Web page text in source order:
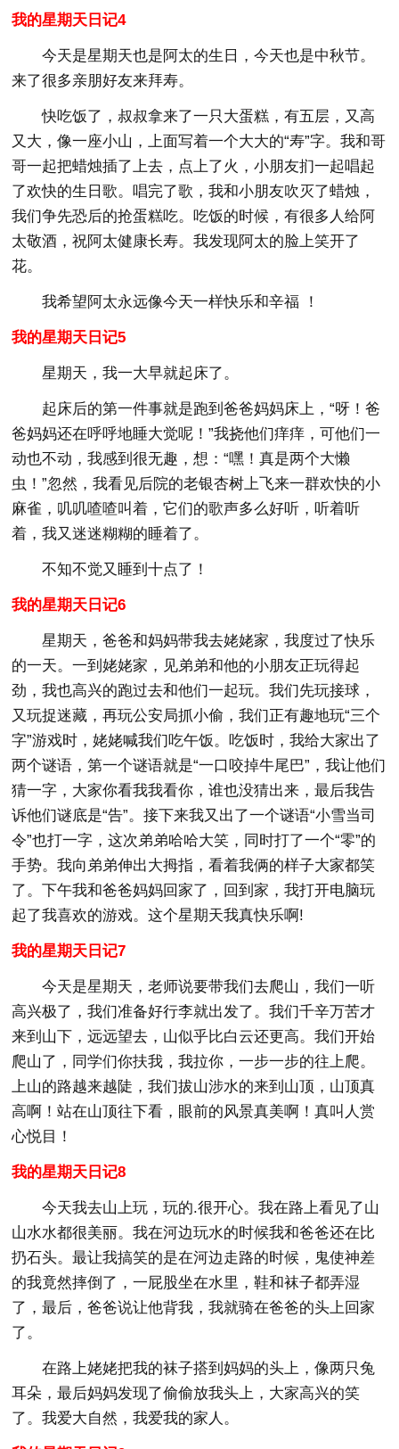
我的星期天日记4
今天是星期天也是阿太的生日，今天也是中秋节。
来了很多亲朋好友来拜寿。
快吃饭了，叔叔拿来了一只大蛋糕，有五层，又高
又大，像一座小山，上面写着一个大大的“寿”字。我和哥
哥一起把蜡烛插了上去，点上了火，小朋友扪一起唱起
了欢快的生日歌。唱完了歌，我和小朋友吹灭了蜡烛，
我们争先恐后的抢蛋糕吃。吃饭的时候，有很多人给阿
太敬酒，祝阿太健康长寿。我发现阿太的脸上笑开了
花。
我希望阿太永远像今天一样快乐和辛福 ！
我的星期天日记5
星期天，我一大早就起床了。
起床后的第一件事就是跑到爸爸妈妈床上，“呀！爸
爸妈妈还在呼呼地睡大觉呢！”我挠他们痒痒，可他们一
动也不动，我感到很无趣，想：“嘿！真是两个大懒
虫！”忽然，我看见后院的老银杏树上飞来一群欢快的小
麻雀，叽叽喳喳叫着，它们的歌声多么好听，听着听
着，我又迷迷糊糊的睡着了。
不知不觉又睡到十点了！
我的星期天日记6
星期天，爸爸和妈妈带我去姥姥家，我度过了快乐
的一天。一到姥姥家，见弟弟和他的小朋友正玩得起
劲，我也高兴的跑过去和他们一起玩。我们先玩接球，
又玩捉迷藏，再玩公安局抓小偷，我们正有趣地玩“三个
字”游戏时，姥姥喊我们吃午饭。吃饭时，我给大家出了
两个谜语，第一个谜语就是“一口咬掉牛尾巴”，我让他们
猜一字，大家你看我我看你，谁也没猜出来，最后我告
诉他们谜底是“告”。接下来我又出了一个谜语“小雪当司
令”也打一字，这次弟弟哈哈大笑，同时打了一个“零”的
手势。我向弟弟伸出大拇指，看着我俩的样子大家都笑
了。下午我和爸爸妈妈回家了，回到家，我打开电脑玩
起了我喜欢的游戏。这个星期天我真快乐啊!
我的星期天日记7
今天是星期天，老师说要带我们去爬山，我们一听
高兴极了，我们准备好行李就出发了。我们千辛万苦才
来到山下，远远望去，山似乎比白云还更高。我们开始
爬山了，同学们你扶我，我拉你，一步一步的往上爬。
上山的路越来越陡，我们拔山涉水的来到山顶，山顶真
高啊！站在山顶往下看，眼前的风景真美啊！真叫人赏
心悦目！
我的星期天日记8
今天我去山上玩，玩的.很开心。我在路上看见了山
山水水都很美丽。我在河边玩水的时候我和爸爸还在比
扔石头。最让我搞笑的是在河边走路的时候，鬼使神差
的我竟然摔倒了，一屁股坐在水里，鞋和袜子都弄湿
了，最后，爸爸说让他背我，我就骑在爸爸的头上回家
了。
在路上姥姥把我的袜子搭到妈妈的头上，像两只兔
耳朵，最后妈妈发现了偷偷放我头上，大家高兴的笑
了。我爱大自然，我爱我的家人。